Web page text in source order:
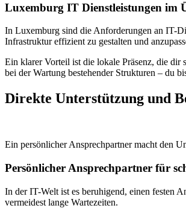
Luxemburg IT Dienstleistungen im
In Luxemburg sind die Anforderungen an IT-
Infrastruktur effizient zu gestalten und
Ein klarer Vorteil ist die lokale Präsenz, die dir
bei der Wartung bestehender Strukturen – du
Direkte Unterstützung und
Ein persönlicher Ansprechpartner macht den
Persönlicher Ansprechpartner für
In der IT-Welt ist es beruhigend, einen festen
vermeidest lange Wartezeiten.